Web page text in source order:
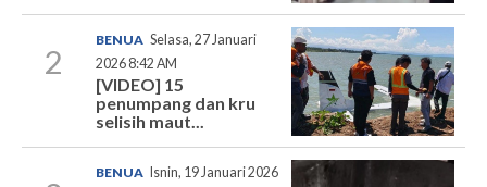
2
BENUA Selasa, 27 Januari
2026 8:42 AM
[VIDEO] 15
penumpang dan kru
selisih maut...
BENUA
Isnin, 19 Januari 2026